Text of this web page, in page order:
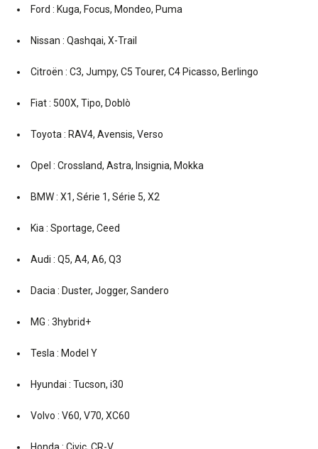
Ford : Kuga, Focus, Mondeo, Puma
Nissan : Qashqai, X-Trail
Citroën : C3, Jumpy, C5 Tourer, C4 Picasso, Berlingo
Fiat : 500X, Tipo, Doblò
Toyota : RAV4, Avensis, Verso
Opel : Crossland, Astra, Insignia, Mokka
BMW : X1, Série 1, Série 5, X2
Kia : Sportage, Ceed
Audi : Q5, A4, A6, Q3
Dacia : Duster, Jogger, Sandero
MG : 3hybrid+
Tesla : Model Y
Hyundai : Tucson, i30
Volvo : V60, V70, XC60
Honda : Civic, CR-V